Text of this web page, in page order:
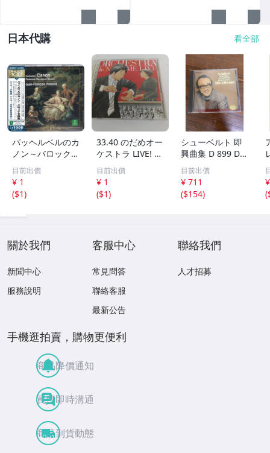
日本代購 看全部
パッヘルベルのカ
ノン～バロック名
曲集 パッヘルベ
ル パイヤール E
RATO 30
目前出價
¥ 1
($1)
33.40 のだめオー
ケストラ LIVE! 2
CD▽
目前出價
¥ 1
($1)
シューベルト 即
興曲集 D 899 D 9
35 16のドイツ舞
曲集 ブレンデル
【CD】
目前出價
¥ 711
($154)
(
關於我們
新聞中心
服務說明
客服中心
常見問答
聯絡客服
最新公告
聯絡我們
人才招募
手機逛拍賣，購物更便利
商品降價通知
買賣即時溝通
商品到貨動態